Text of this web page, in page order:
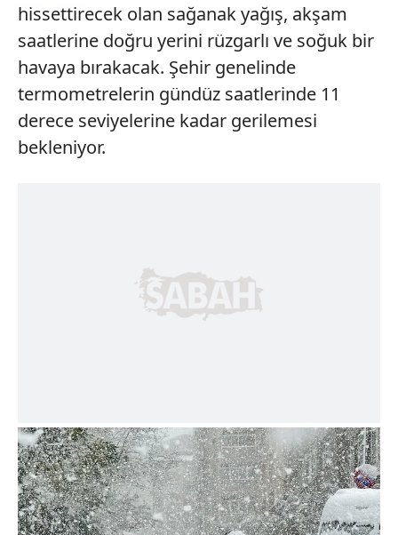
hissettirecek olan sağanak yağış, akşam
saatlerine doğru yerini rüzgarlı ve soğuk bir
havaya bırakacak. Şehir genelinde
termometrelerin gündüz saatlerinde 11
derece seviyelerine kadar gerilemesi
bekleniyor.